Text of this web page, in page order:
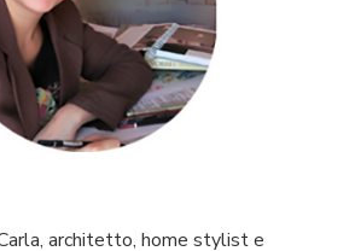
architetto, home stylist e